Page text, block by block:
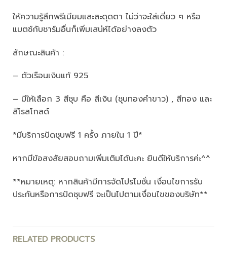
ให้ความรู้สึกพรีเมียมและสะดุดตา ไม่ว่าจะใส่เดี่ยว ๆ หรือ
แมตช์กับชาร์มอื่นก็เพิ่มเสน่ห์ได้อย่างลงตัว
ลักษณะสินค้า :
– ตัวเรือนเงินแท้ 925
– มีให้เลือก 3 สีชุบ คือ สีเงิน (ชุบทองคำขาว) , สีทอง และ
สีโรสโกลด์
*มีบริการปัดชุบฟรี 1 ครั้ง ภายใน 1 ปี*
หากมีข้อสงสัยสอบถามเพิ่มเติมได้นะคะ ยินดีให้บริการค่ะ^^
**หมายเหตุ: หากสินค้ามีการจัดโปรโมชั่น เงื่อนไขการรับ
ประกันหรือการปัดชุบฟรี จะเป็นไปตามเงื่อนไขของบริษัท**
RELATED PRODUCTS